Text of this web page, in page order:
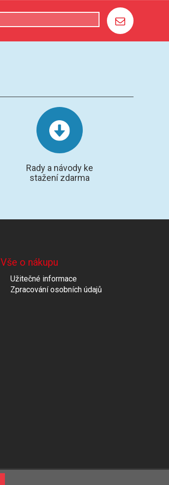
Rady a návody ke
stažení zdarma
Vše o nákupu
Užitečné informace
Zpracování osobních údajů